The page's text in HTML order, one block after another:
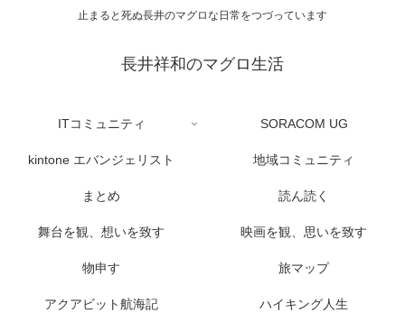
止まると死ぬ長井のマグロな日常をつづっています
長井祥和のマグロ生活
ITコミュニティ SORACOM UG
kintone エバンジェリスト 地域コミュニティ
まとめ 読ん読く
舞台を観、想いを致す 映画を観、思いを致す
物申す 旅マップ
アクアビット航海記 ハイキング人生